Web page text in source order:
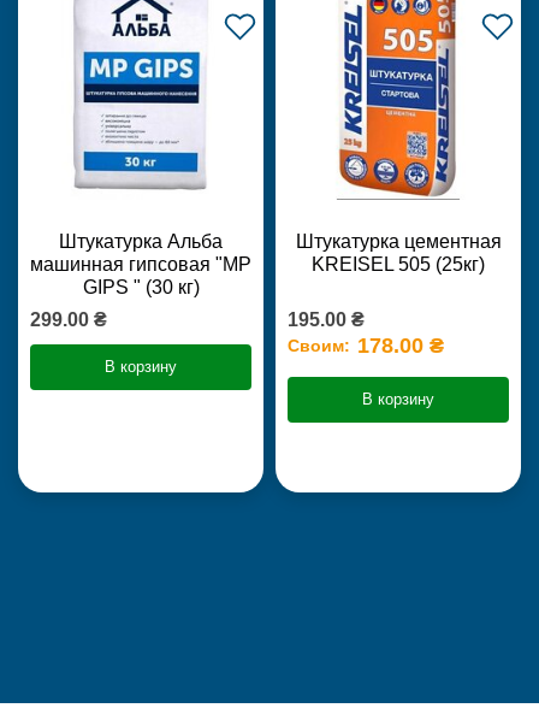
Штукатурка Альба
машинная гипсовая "MP
GIPS " (30 кг)
299.00 ₴
В корзину
Штукатурка цементная
KREISEL 505 (25кг)
195.00 ₴
Своим: 178.00 ₴
В корзину